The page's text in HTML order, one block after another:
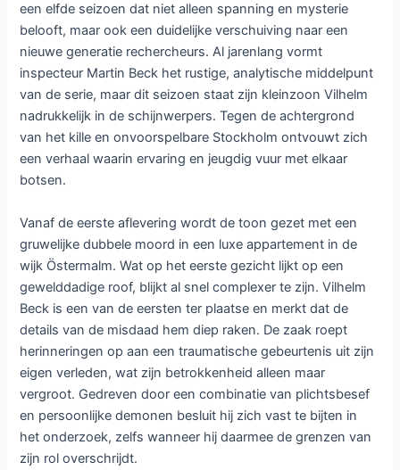
een elfde seizoen dat niet alleen spanning en mysterie
belooft, maar ook een duidelijke verschuiving naar een
nieuwe generatie rechercheurs. Al jarenlang vormt
inspecteur Martin Beck het rustige, analytische middelpunt
van de serie, maar dit seizoen staat zijn kleinzoon Vilhelm
nadrukkelijk in de schijnwerpers. Tegen de achtergrond
van het kille en onvoorspelbare Stockholm ontvouwt zich
een verhaal waarin ervaring en jeugdig vuur met elkaar
botsen.
Vanaf de eerste aflevering wordt de toon gezet met een
gruwelijke dubbele moord in een luxe appartement in de
wijk Östermalm. Wat op het eerste gezicht lijkt op een
gewelddadige roof, blijkt al snel complexer te zijn. Vilhelm
Beck is een van de eersten ter plaatse en merkt dat de
details van de misdaad hem diep raken. De zaak roept
herinneringen op aan een traumatische gebeurtenis uit zijn
eigen verleden, wat zijn betrokkenheid alleen maar
vergroot. Gedreven door een combinatie van plichtsbesef
en persoonlijke demonen besluit hij zich vast te bijten in
het onderzoek, zelfs wanneer hij daarmee de grenzen van
zijn rol overschrijdt.